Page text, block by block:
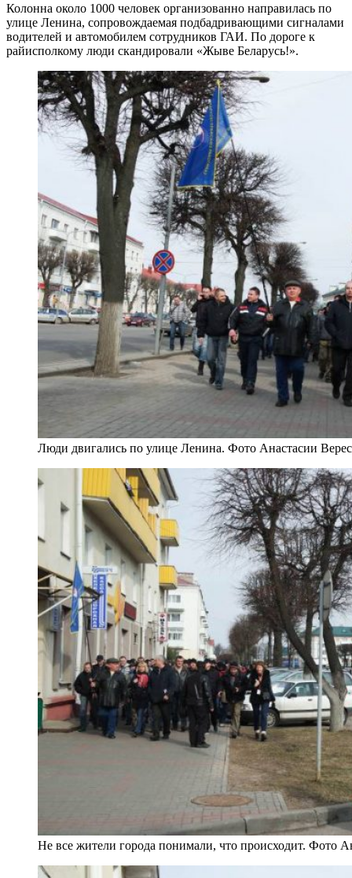
Колонна около 1000 человек организованно направилась по
улице Ленина, сопровождаемая подбадривающими сигналами
водителей и автомобилем сотрудников ГАИ. По дороге к
райисполкому люди скандировали «Жыве Беларусь!».
Люди двигались по улице Ленина. Фото Анастасии
Не все жители города понимали, что происходит. Фото